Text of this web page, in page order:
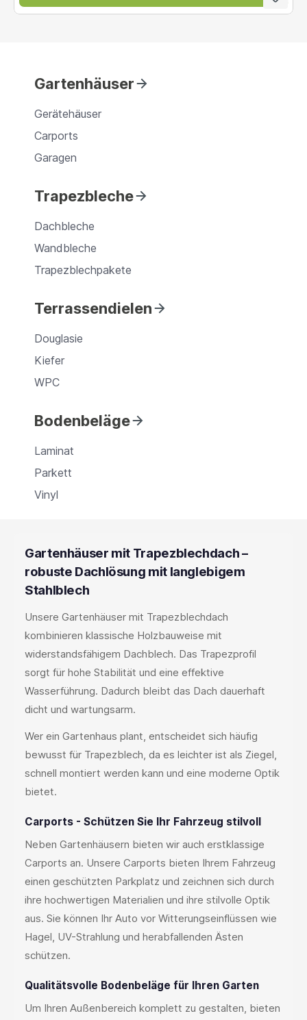
Gartenhäuser
Gerätehäuser
Carports
Garagen
Trapezbleche
Dachbleche
Wandbleche
Trapezblechpakete
Terrassendielen
Douglasie
Kiefer
WPC
Bodenbeläge
Laminat
Parkett
Vinyl
Gartenhäuser mit Trapezblechdach –
robuste Dachlösung mit langlebigem
Stahlblech
Unsere Gartenhäuser mit Trapezblechdach
kombinieren klassische Holzbauweise mit
widerstandsfähigem Dachblech. Das Trapezprofil
sorgt für hohe Stabilität und eine effektive
Wasserführung. Dadurch bleibt das Dach dauerhaft
dicht und wartungsarm.
Wer ein Gartenhaus plant, entscheidet sich häufig
bewusst für Trapezblech, da es leichter ist als Ziegel,
schnell montiert werden kann und eine moderne Optik
bietet.
Carports - Schützen Sie Ihr Fahrzeug stilvoll
Neben Gartenhäusern bieten wir auch erstklassige
Carports an. Unsere Carports bieten Ihrem Fahrzeug
einen geschützten Parkplatz und zeichnen sich durch
ihre hochwertigen Materialien und ihre stilvolle Optik
aus. Sie können Ihr Auto vor Witterungseinflüssen wie
Hagel, UV-Strahlung und herabfallenden Ästen
schützen.
Qualitätsvolle Bodenbeläge für Ihren Garten
Um Ihren Außenbereich komplett zu gestalten, bieten